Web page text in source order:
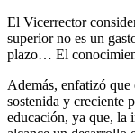
El Vicerrector
superior no es un
plazo… El
Además, enfatizó
sostenida y creciente
educación, ya que, la